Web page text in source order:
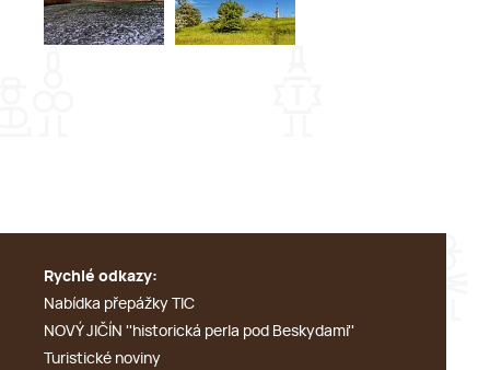
Rychlé odkazy:
Nabídka přepážky TIC
NOVÝ JIČÍN ''historická perla pod Beskydami''
Turistické noviny